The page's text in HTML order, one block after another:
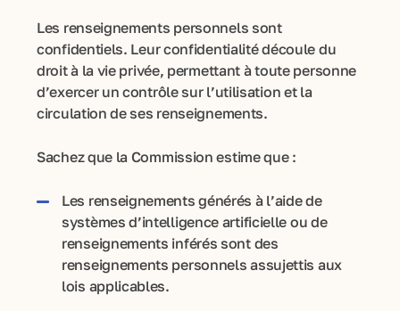
Les renseignements personnels sont
confidentiels. Leur confidentialité découle du
droit à la vie privée, permettant à toute personne
d’exercer un contrôle sur l’utilisation et la
circulation de ses renseignements.
Sachez que la Commission estime que :
Les renseignements générés à l’aide de
systèmes d’intelligence artificielle ou de
renseignements inférés sont des
renseignements personnels assujettis aux
lois applicables.